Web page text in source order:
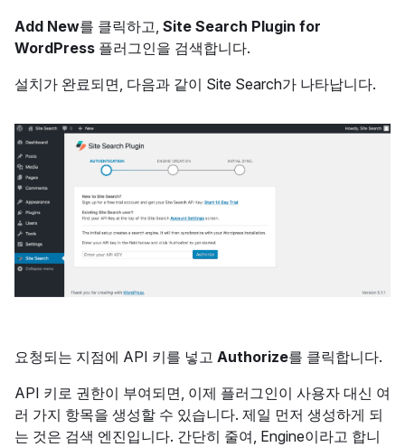
Add New를 클릭하고, Site Search Plugin for
WordPress 플러그인을 검색합니다.
설치가 완료되면, 다음과 같이 Site Search가 나타납니다.
요청되는 지점에 API 키를 넣고 Authorize를 클릭합니다.
API 키로 권한이 부여되면, 이제 플러그인이 사용자 대신 여
러 가지 항목을 생성할 수 있습니다. 제일 먼저 생성하게 되
는 것은 검색 엔진입니다. 간단히 줄여, Engine이라고 합니